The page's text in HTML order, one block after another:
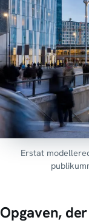
Erstat
Opgaven,